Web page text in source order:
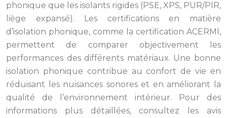
phonique que les isolants rigides (PSE, XPS, PUR/PIR,
liège expansé). Les certifications en matière
d’isolation phonique, comme la certification ACERMI,
permettent de comparer objectivement les
performances des différents matériaux. Une bonne
isolation phonique contribue au confort de vie en
réduisant les nuisances sonores et en améliorant la
qualité de l’environnement intérieur. Pour des
informations plus détaillées, consultez les avis